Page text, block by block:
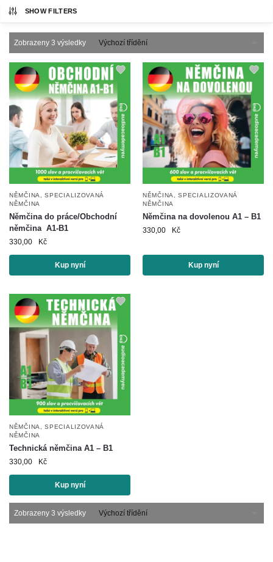
SHOW FILTERS
Zobrazeny 3 výsledky
NĚMČINA ,SPECIALIZOVANÁ
NĚMČINA
Němčina do práce/Obchodní
němčina A1-B1
330,00 Kč
Kup nyní
NĚMČINA ,SPECIALIZOVANÁ
NĚMČINA
Němčina na dovolenou A1 – B1
330,00 Kč
Kup nyní
NĚMČINA ,SPECIALIZOVANÁ
NĚMČINA
Technická němčina A1 – B1
330,00 Kč
Kup nyní
Zobrazeny 3 výsledky